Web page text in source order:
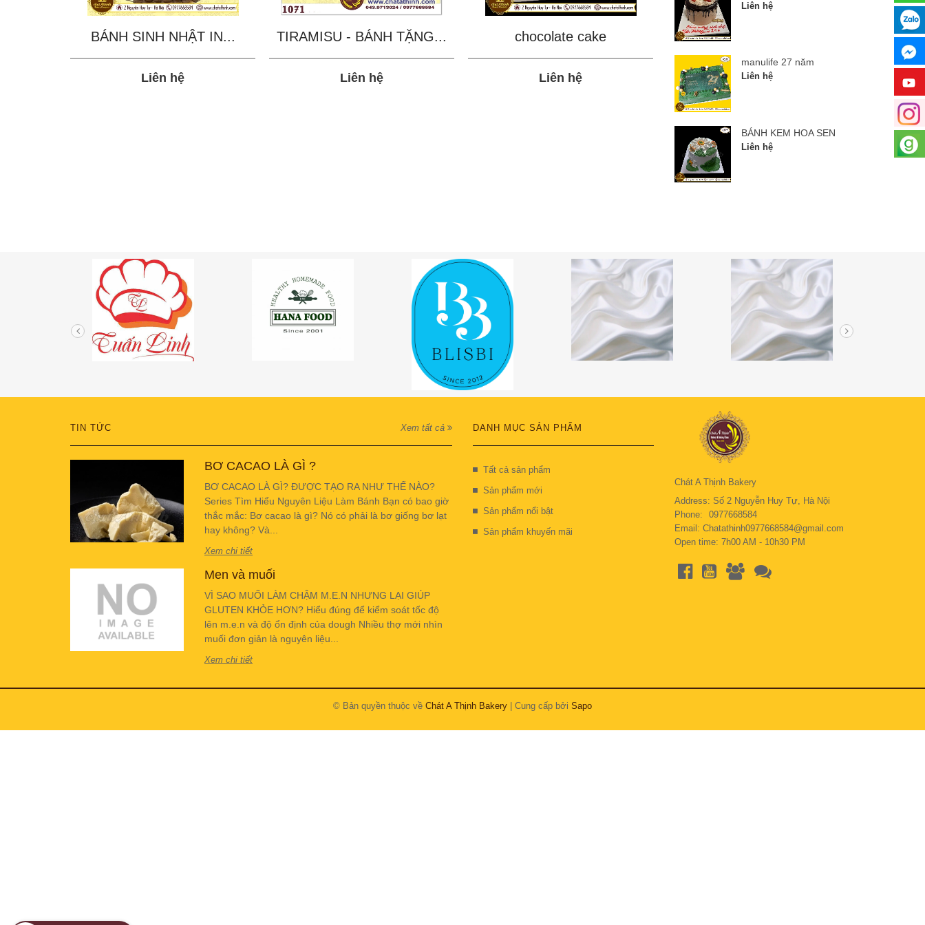
BÁNH SINH NHẬT IN...
Liên hệ
TIRAMISU - BÁNH TẶNG...
Liên hệ
chocolate cake
Liên hệ
manulife 27 năm
Liên hệ
Liên hệ
manulife 27 năm
Liên hệ
BÁNH KEM HOA SEN
Liên hệ
TIN TỨC Xem tất cả
BƠ CACAO LÀ GÌ ?
BƠ CACAO LÀ GÌ? ĐƯỢC TẠO RA NHƯ THẾ NÀO?
Series Tìm Hiểu Nguyên Liệu Làm Bánh Bạn có bao giờ
thắc mắc: Bơ cacao là gì? Nó có phải là bơ giống bơ lạt
hay không? Và...
Xem chi tiết
Men và muối
VÌ SAO MUỐI LÀM CHẬM M.E.N NHƯNG LẠI GIÚP
GLUTEN KHỎE HƠN? Hiểu đúng để kiểm soát tốc độ
lên m.e.n và độ ổn định của dough Nhiều thợ mới nhìn
muối đơn giản là nguyên liệu...
Xem chi tiết
DANH MỤC SẢN PHẨM
Tất cả sản phẩm
Sản phẩm mới
Sản phẩm nổi bật
Sản phẩm khuyến mãi
Chát A Thịnh Bakery
Address: Số 2 Nguyễn Huy Tự, Hà Nội
Phone:
0977668584
Email: Chatathinh0977668584@gmail.com
Open time: 7h00 AM - 10h30 PM
© Bản quyền thuộc về Chát A Thịnh Bakery | Cung cấp bởi Sapo